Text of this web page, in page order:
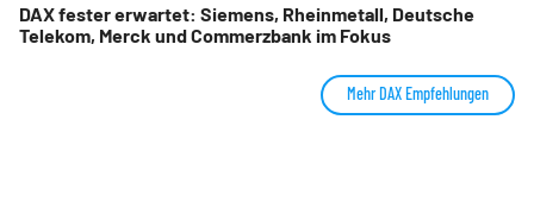
DAX fester erwartet: Siemens, Rheinmetall, Deutsche
Telekom, Merck und Commerzbank im Fokus
Mehr DAX Empfehlungen